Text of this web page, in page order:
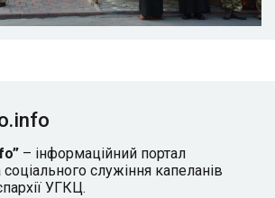
– інформаційний портал
служіння капеланів
УГКЦ.